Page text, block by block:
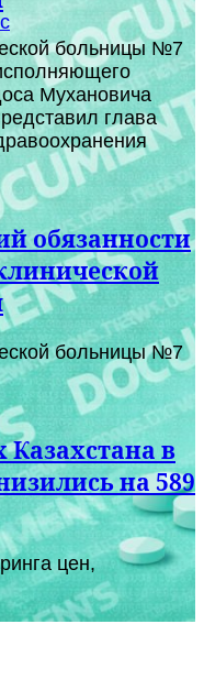
больницы №7
Мухановича
глава
обязанности
больницы №7
в
на 589
цен,